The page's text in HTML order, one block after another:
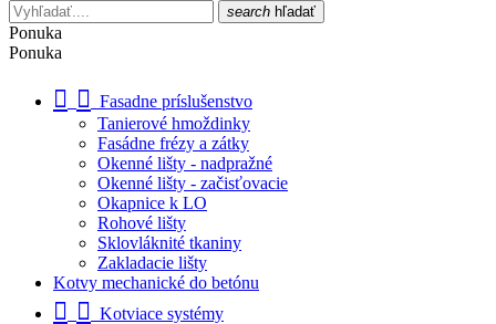
search hľadať
Ponuka
Ponuka
Fasadne príslušenstvo
Tanierové hmoždinky
Fasádne frézy a zátky
Okenné lišty - nadpražné
Okenné lišty - začisťovacie
Okapnice k LO
Rohové lišty
Sklovláknité tkaniny
Zakladacie lišty
Kotvy mechanické do betónu
Kotviace systémy